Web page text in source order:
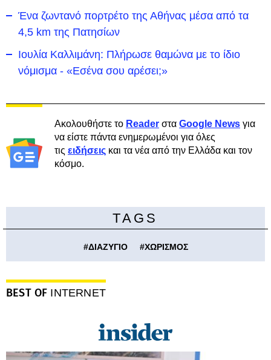
Ένα ζωντανό πορτρέτο της Αθήνας μέσα από τα
4,5 km της Πατησίων
Ιουλία Καλλιμάνη: Πλήρωσε θαμώνα με το ίδιο
νόμισμα - «Εσένα σου αρέσει;»
Ακολουθήστε το Reader στα Google News για
να είστε πάντα ενημερωμένοι για όλες
τις ειδήσεις και τα νέα από την Ελλάδα και τον
κόσμο.
TAGS
#ΔΙΑΖΥΓΙΟ #ΧΩΡΙΣΜΟΣ
BEST OF INTERNET